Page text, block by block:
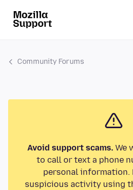
Community Forums
Avoid support scams.We
to call or text a phone
personal information.
suspicious activity using